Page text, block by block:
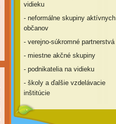
vidieku
- neformálne skupiny aktívnych
občanov
- verejno-súkromné partnerstvá
- miestne akčné skupiny
- podnikatelia na vidieku
- školy a ďalšie vzdelávacie
inštitúcie